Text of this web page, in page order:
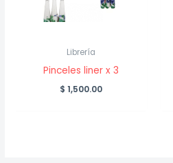
Librería
Pinceles liner x 3
$ 1,500.00